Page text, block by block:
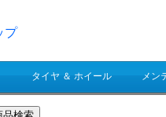
タイヤ ＆ ホイール メン